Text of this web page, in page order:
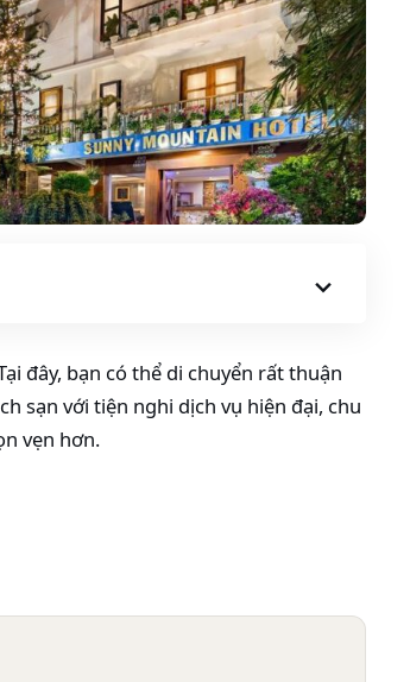
đây, bạn có thể di chuyển rất thuận
sạn với tiện nghi dịch vụ hiện đại, chu
vẹn hơn.